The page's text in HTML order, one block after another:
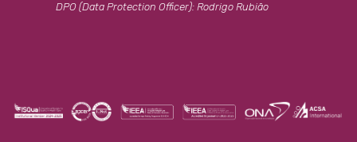
DPO (Data Protection Officer): Rodrigo Rubião